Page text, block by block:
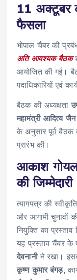
11 अक्टूबर
फैसला
भोपाल चैंबर की
अति आवश्यक बैठक
आयोजित की गई।
पदाधिकारियों एवं
बैठक की अध्यक्षता
महामंत्री आदित्य
के अनुसार पूर्व बैठक
प्रारंभ की।
आकाश गोयल
की जिम्मेदारी
त्यागपत्र की
और आगामी चुनावों
नियुक्ति का प्रस्ताव
यह प्रस्ताव चैंबर के
देवनानीने रखा।
कृष्ण कुमार बंगड़,